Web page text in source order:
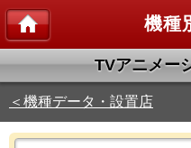
機種
TVアニメー
＜機種データ・設置店